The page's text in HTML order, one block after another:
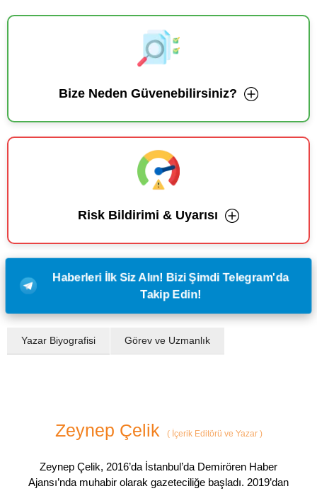
Bize Neden Güvenebilirsiniz?
Risk Bildirimi & Uyarısı
Haberleri İlk Siz Alın! Bizi Şimdi Telegram'da
Takip Edin!
Yazar Biyografisi Görev ve Uzmanlık
Zeynep Çelik (İçerik Editörü ve Yazar )
Zeynep Çelik, 2016’da İstanbul’da Demirören Haber
Ajansı’nda muhabir olarak gazeteciliğe başladı. 2019’dan